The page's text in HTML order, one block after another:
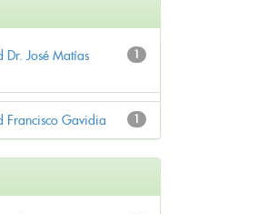
1
Dr. José Matías
1
Francisco Gavidia